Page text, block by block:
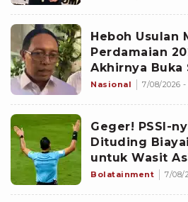
Heboh Usulan
Perdamaian
Akhirnya Buka
Nasional 7/08/2026 -
Geger! PSSI-
Dituding
untuk Wasit
Suara
Bolatainment 7/08/